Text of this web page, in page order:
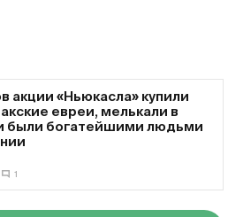
акции «Ньюкасла» купили
евреи, мелькали в
были богатейшими людьми
1